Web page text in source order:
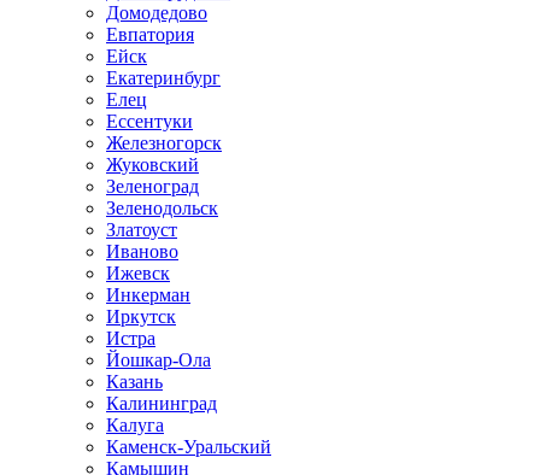
Домодедово
Евпатория
Ейск
Екатеринбург
Елец
Ессентуки
Железногорск
Жуковский
Зеленоград
Зеленодольск
Златоуст
Иваново
Ижевск
Инкерман
Иркутск
Истра
Йошкар-Ола
Казань
Калининград
Калуга
Каменск-Уральский
Камышин